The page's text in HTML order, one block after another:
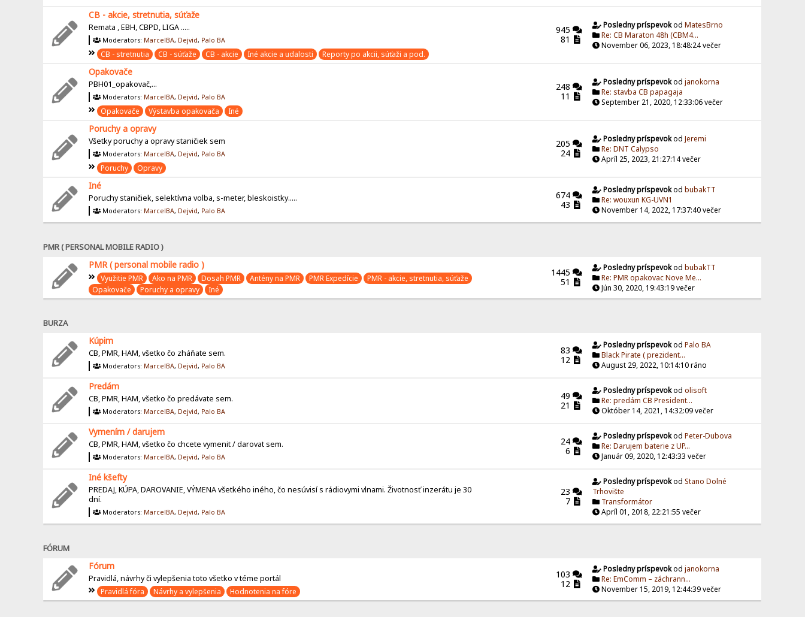
CB - akcie, stretnutia, súťaže
Remata , EBH, CBPD, LIGA .....
Moderators: MarcelBA, Dejvid, Palo BA
CB - stretnutia CB - súťaže CB - akcie Iné akcie a udalosti Reporty po akcii, súťaži a pod.
945
81
Posledny príspevokodMatesBrno
Re: CB Maraton 48h (CBM4...
November 06, 2023, 18:48:24 večer
Opakovače
PBH01_opakovač,...
Moderators: MarcelBA, Dejvid, Palo BA
Opakovače Výstavba opakovača Iné
248
11
Posledny príspevokodjanokorna
Re: stavba CB papagaja
September 21, 2020, 12:33:06 večer
Poruchy a opravy
Všetky poruchy a opravy staničiek sem
Moderators: MarcelBA, Dejvid, Palo BA
Poruchy Opravy
205
24
Posledny príspevokodJeremi
Re: DNT Calypso
Apríl 25, 2023, 21:27:14 večer
Iné
Poruchy staničiek, selektívna volba, s-meter, bleskoistky.....
Moderators: MarcelBA, Dejvid, Palo BA
674
43
Posledny príspevokodbubakTT
Re: wouxun KG-UVN1
November 14, 2022, 17:37:40 večer
PMR ( PERSONAL MOBILE RADIO )
PMR ( personal mobile radio )
Využitie PMR Ako na PMR Dosah PMR Antény na PMR PMR Expedície
PMR - akcie, stretnutia, súťaže
Opakovače
Poruchy a opravy Iné
1445
51
Posledny príspevokodbubakTT
Re: PMR opakovac Nove Me...
Jún 30, 2020, 19:43:19 večer
BURZA
Kúpim
CB, PMR, HAM, všetko čo zháňate sem.
Moderators: MarcelBA, Dejvid, Palo BA
83
12
Posledny príspevokodPalo BA
Black Pirate ( prezident...
August 29, 2022, 10:14:10 ráno
Predám
CB, PMR, HAM, všetko čo predávate sem.
Moderators: MarcelBA, Dejvid, Palo BA
49
21
Posledny príspevokodolisoft
Re: predám CB President...
Október 14, 2021, 14:32:09 večer
Vymením / darujem
CB, PMR, HAM, všetko čo chcete vymenit / darovat sem.
Moderators: MarcelBA, Dejvid, Palo BA
24
6
Posledny príspevokodPeter-Dubova
Re: Darujem baterie z UP...
Január 09, 2020, 12:43:33 večer
Iné kšefty
PREDAJ, KÚPA, DAROVANIE, VÝMENA všetkého iného, čo nesúvisí s rádiovymi vlnami. Životnosť inzerátu je 30
dní.
Moderators: MarcelBA, Dejvid, Palo BA
23
7
Posledny príspevokodStano Dolné
Trhovište
Transformátor
Apríl 01, 2018, 22:21:55 večer
FÓRUM
Fórum
Pravidlá, návrhy či vylepšenia toto všetko v téme portál
Pravidlá fóra
Návrhy a vylepšenia Hodnotenia na fóre
103
12
Posledny príspevokodjanokorna
Re: EmComm – záchrann...
November 15, 2019, 12:44:39 večer